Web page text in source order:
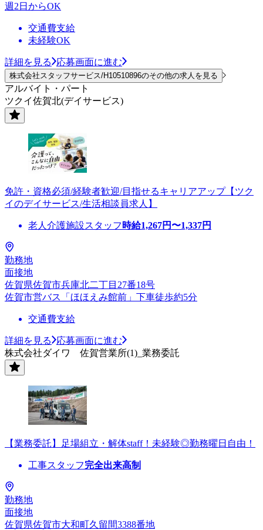
週2日からOK
交通費支給
未経験OK
詳細を見る 応募画面に進む
株式会社スタッフサービス/H10510896のその他の求人を見る
アルバイト・パート
ツクイ佐賀北(デイサービス)
免許・資格必須/経験者歓迎/目指せるキャリアアップ【ツク
イのデイサービス/生活相談員求人】
老人介護施設スタッフ 時給1,267円〜1,337円
勤務地
面接地
佐賀県佐賀市兵庫北二丁目27番18号
佐賀市営バス「ほほえみ館前」下車徒歩約5分
交通費支給
詳細を見る
応募画面に進む
株式会社ダイワ 佐賀営業所(1)_業務委託
【業務委託】足場組立・解体staff！未経験◎勤務曜日自由！
工事スタッフ完全出来高制
勤務地
面接地
佐賀県佐賀市大和町久留間3388番地